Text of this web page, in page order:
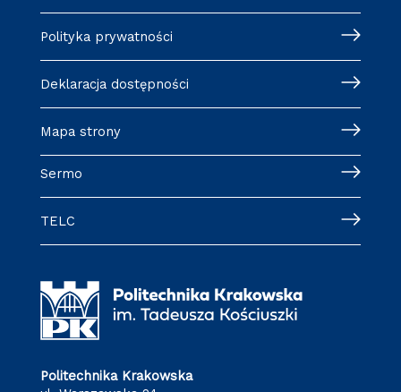
Polityka prywatności
Deklaracja dostępności
Mapa strony
Sermo
TELC
Politechnika Krakowska